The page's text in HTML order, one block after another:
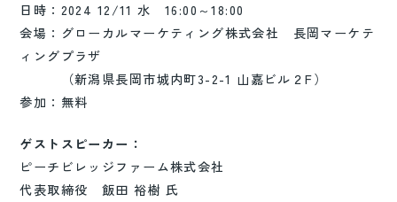
日時：2024 12/11 水 16:00～18:00
会場：グローカルマーケティング株式会社 長岡マーケテ
ィングプラザ
（新潟県長岡市城内町3-2-1 山嘉ビル２F）
参加：無料
ゲストスピーカー：
ピーチビレッジファーム株式会社
代表取締役 飯田 裕樹 氏